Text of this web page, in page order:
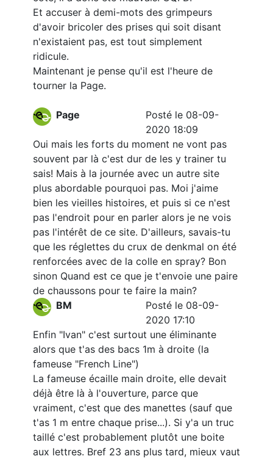
Et accuser à demi-mots des grimpeurs
d'avoir bricoler des prises qui soit disant
n'existaient pas, est tout simplement
ridicule.
Maintenant je pense qu'il est l'heure de
tourner la Page.
Page
Posté le 08-09-
2020 18:09
Oui mais les forts du moment ne vont pas
souvent par là c'est dur de les y trainer tu
sais! Mais à la journée avec un autre site
plus abordable pourquoi pas. Moi j'aime
bien les vieilles histoires, et puis si ce n'est
pas l'endroit pour en parler alors je ne vois
pas l'intérêt de ce site. D'ailleurs, savais-tu
que les réglettes du crux de denkmal on été
renforcées avec de la colle en spray? Bon
sinon Quand est ce que je t'envoie une paire
de chaussons pour te faire la main?
BM
Posté le 08-09-
2020 17:10
Enfin "Ivan" c'est surtout une éliminante
alors que t'as des bacs 1m à droite (la
fameuse "French Line")
La fameuse écaille main droite, elle devait
déjà être là à l'ouverture, parce que
vraiment, c'est que des manettes (sauf que
t'as 1 m entre chaque prise...). Si y'a un truc
taillé c'est probablement plutôt une boite
aux lettres. Bref 23 ans plus tard, mieux vaut